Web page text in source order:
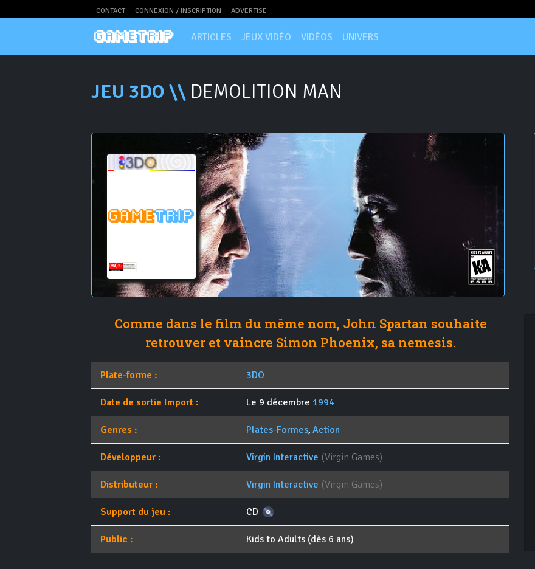
CONTACT CONNEXION / INSCRIPTION ADVERTISE
ARTICLES JEUX VIDÉO VIDÉOS UNIVERS
JEU 3DO \\ DEMOLITION MAN
Comme dans le film du même nom, John Spartan souhaite
retrouver et vaincre Simon Phoenix, sa nemesis.
Plate-forme : 3DO
Date de sortie Import : Le 9 décembre 1994
Genres : Plates-Formes,Action
Développeur : Virgin Interactive (Virgin Games)
Distributeur : Virgin Interactive (Virgin Games)
Support du jeu : CD
Public : Kids to Adults (dès 6 ans)